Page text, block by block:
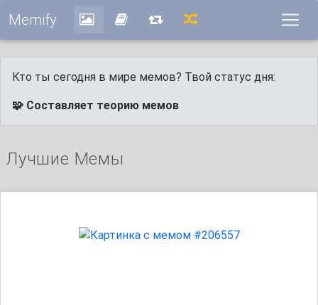
Memify
Кто ты сегодня в мире мемов? Твой статус дня:
🧩 Составляет теорию мемов
Лучшие Мемы